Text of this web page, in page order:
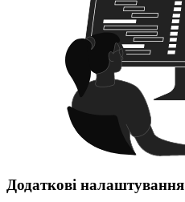
Додаткові налаштування